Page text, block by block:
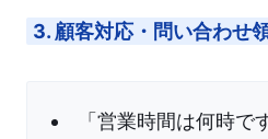
3. 顧客対応・問い合わせ
「営業時間は何時で